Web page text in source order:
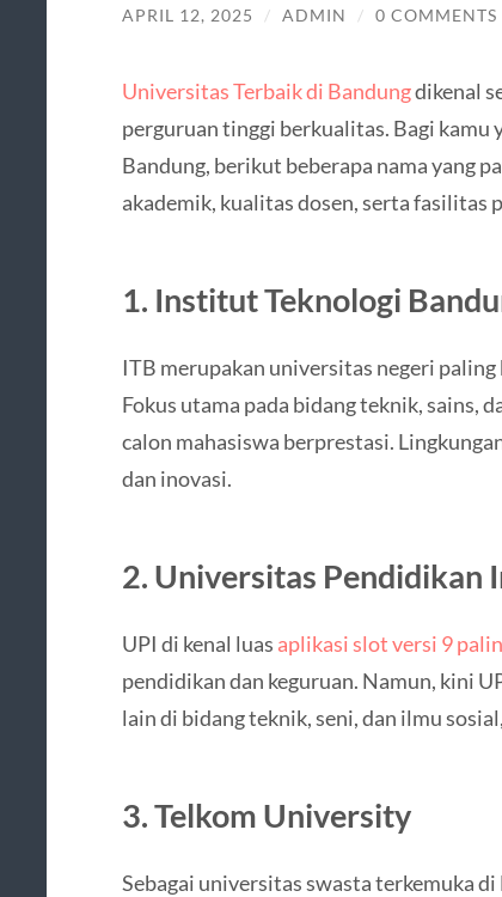
APRIL 12, 2025 / ADMIN / 0 COMMENTS
Universitas Terbaik di Bandungdikenal
perguruan tinggi berkualitas. Bagi kamu
Bandung, berikut beberapa nama yang
akademik, kualitas dosen, serta fasilitas
1. Institut Teknologi
ITB merupakan universitas negeri
Fokus utama pada bidang teknik, sains,
calon mahasiswa berprestasi.
dan inovasi.
2. Universitas Pendidikan
UPI di kenal luas aplikasi slot versi 9
pendidikan dan keguruan. Namun, kini
lain di bidang teknik, seni, dan ilmu
3. Telkom University
Sebagai universitas swasta terkemuka